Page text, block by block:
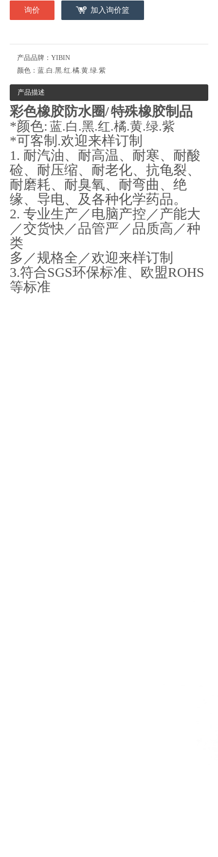
询价 加入询价篮
产品品牌： YIBIN
颜色： 蓝.白.黑.红.橘.黄.绿.紫
产品描述
彩色橡胶防水圈/特殊橡胶制品
*颜色: 蓝.白.黑.红.橘.黄.绿.紫
*可客制.欢迎来样订制
1. 耐汽油、耐高温、耐寒、耐酸
硷、耐压缩、耐老化、抗龟裂、
耐磨耗、耐臭氧、耐弯曲、绝
缘、导电、及各种化学药品。
2. 专业生产／电脑产控／产能大
／交货快／品管严／品质高／种
类
多／规格全／欢迎来样订制
3.符合SGS环保标准、欧盟ROHS
等标准